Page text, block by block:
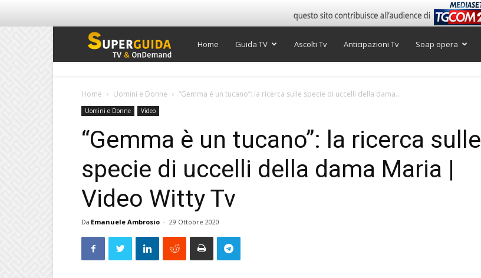
Super
Home Guida TV Ascolti Tv Anticipazioni Tv Soap opera
Home Uomini e Donne “Gemma è un tucano”: la ricerca sulle specie di uccelli della dama...
Uomini e Donne Video
“Gemma è un tucano”: la ricerca sulle
specie di uccelli della dama Maria |
Video Witty Tv
Da Emanuele Ambrosio - 29 Ottobre 2020